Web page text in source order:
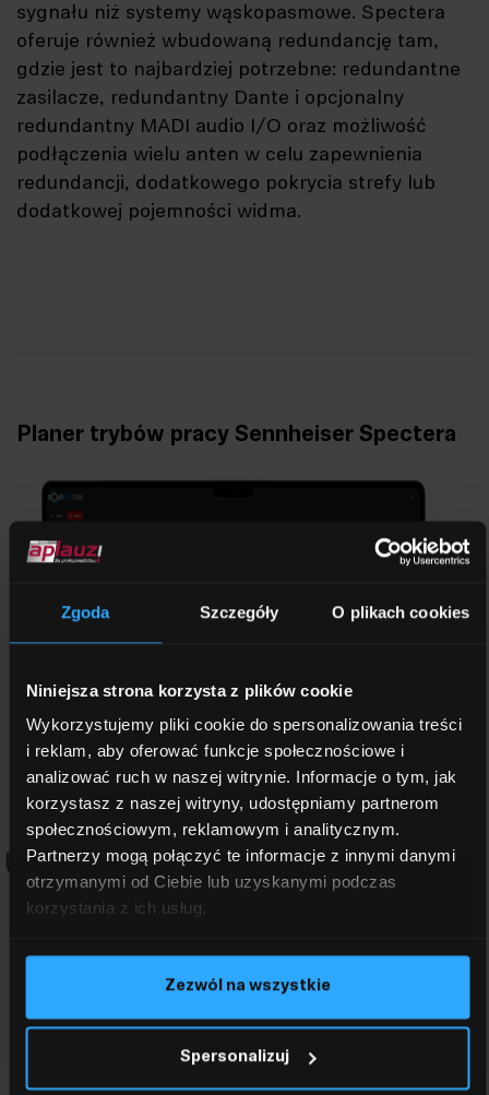
Zgoda Szczegóły O plikach cookies
Niniejsza strona korzysta z plików cookie
Wykorzystujemy pliki cookie do spersonalizowania treści
i reklam, aby oferować funkcje społecznościowe i
analizować ruch w naszej witrynie. Informacje o tym, jak
korzystasz z naszej witryny, udostępniamy partnerom
społecznościowym, reklamowym i analitycznym.
Partnerzy mogą połączyć te informacje z innymi danymi
otrzymanymi od Ciebie lub uzyskanymi podczas
korzystania z ich usług.
Zezwól na wszystkie
Spersonalizuj
sygnału niż systemy wąskopasmowe. Spectera
oferuje również wbudowaną redundancję tam,
gdzie jest to najbardziej potrzebne: redundantne
zasilacze, redundantny Dante i opcjonalny
redundantny MADI audio I/O oraz możliwość
podłączenia wielu anten w celu zapewnienia
redundancji, dodatkowego pokrycia strefy lub
dodatkowej pojemności widma.
Planer trybów pracy Sennheiser Spectera
Określ parametry RF i stacji bazowej dla Twojego
systemu bazując na dokładnych wskazówkach
sobie efektywność i bezprzewodową wydajność